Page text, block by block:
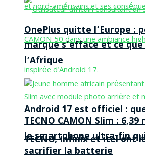
Android 17 est officiel :
TECNO, Infinix et itel ont
OnePlus quitte l’Europe :
marque s’efface et ce
l’Afrique
TECNO CAMON Slim :
le smartphone ultra-fin
sacrifier la batterie